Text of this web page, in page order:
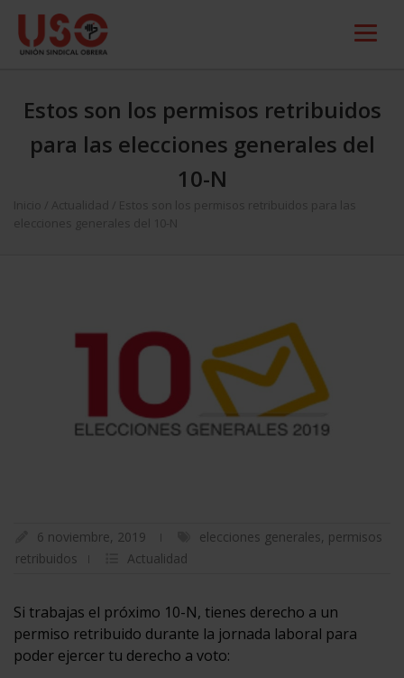
Estos son los permisos retribuidos
para las elecciones generales del
10-N
Inicio Actualidad
Estos son los permisos retribuidos para las
elecciones generales del 10-N
6 noviembre, 2019 elecciones generales, permisos
retribuidos
Actualidad
Si trabajas el próximo 10-N, tienes derecho a un
permiso retribuido durante la jornada laboral para
poder ejercer tu derecho a voto: